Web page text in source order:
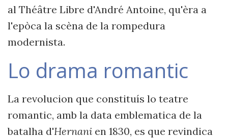
al Théâtre Libre d'André Antoine, qu'èra a
l'epòca la scèna de la rompedura
modernista.
Lo drama romantic
La revolucion que constituís lo teatre
romantic, amb la data emblematica de la
batalha d'Hernani en 1830, es que revindica